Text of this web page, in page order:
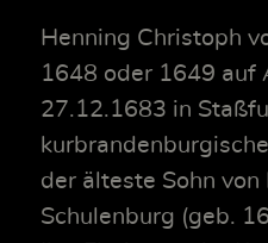
Henning Christoph
1648 oder 1649 auf
27.12.1683 in
der älteste Sohn
Schulenburg (geb.